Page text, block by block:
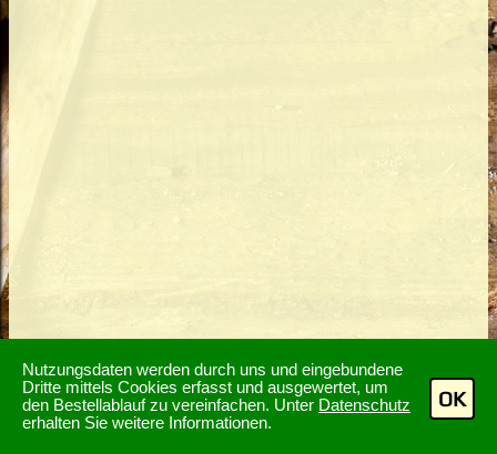
Nutzungsdaten werden durch uns und eingebundene
Dritte mittels Cookies erfasst und ausgewertet, um
den Bestellablauf zu vereinfachen. Unter Datenschutz
erhalten Sie weitere Informationen.
OK